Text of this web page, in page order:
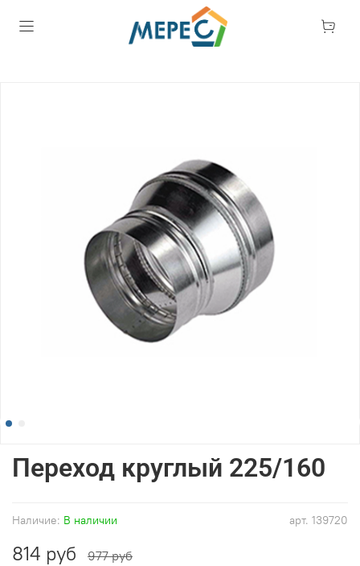
арт. 139720
Наличие: В наличии
Переход круглый 225/160
814 руб 977 руб